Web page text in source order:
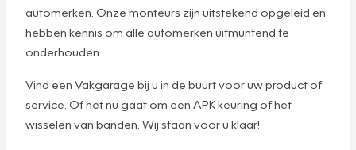
automerken. Onze monteurs zijn uitstekend opgeleid en
hebben kennis om alle automerken uitmuntend te
onderhouden.
Vind een Vakgarage bij u in de buurt voor uw product of
service. Of het nu gaat om een APK keuring of het
wisselen van banden. Wij staan voor u klaar!